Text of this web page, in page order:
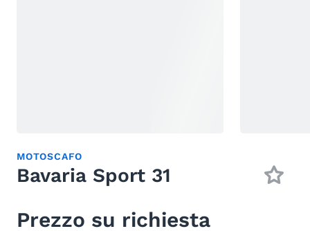
MOTOSCAFO
Bavaria Sport 31
Prezzo su richiesta